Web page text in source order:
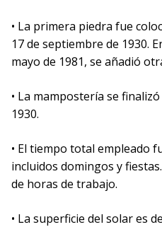
• La primera piedra fue
17 de septiembre de 1930.
mayo de 1981, se añadió
• La mampostería se
1930.
• El tiempo total empleado
incluidos domingos y
de horas de trabajo.
• La superficie del solar es